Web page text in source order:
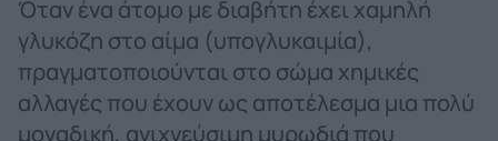
Όταν ένα άτομο με διαβήτη έχει χαμηλή
γλυκόζη στο αίμα (υπογλυκαιμία),
πραγματοποιούνται στο σώμα χημικές
αλλαγές που έχουν ως αποτέλεσμα μια πολύ
μοναδική, ανιχνεύσιμη μυρωδιά που